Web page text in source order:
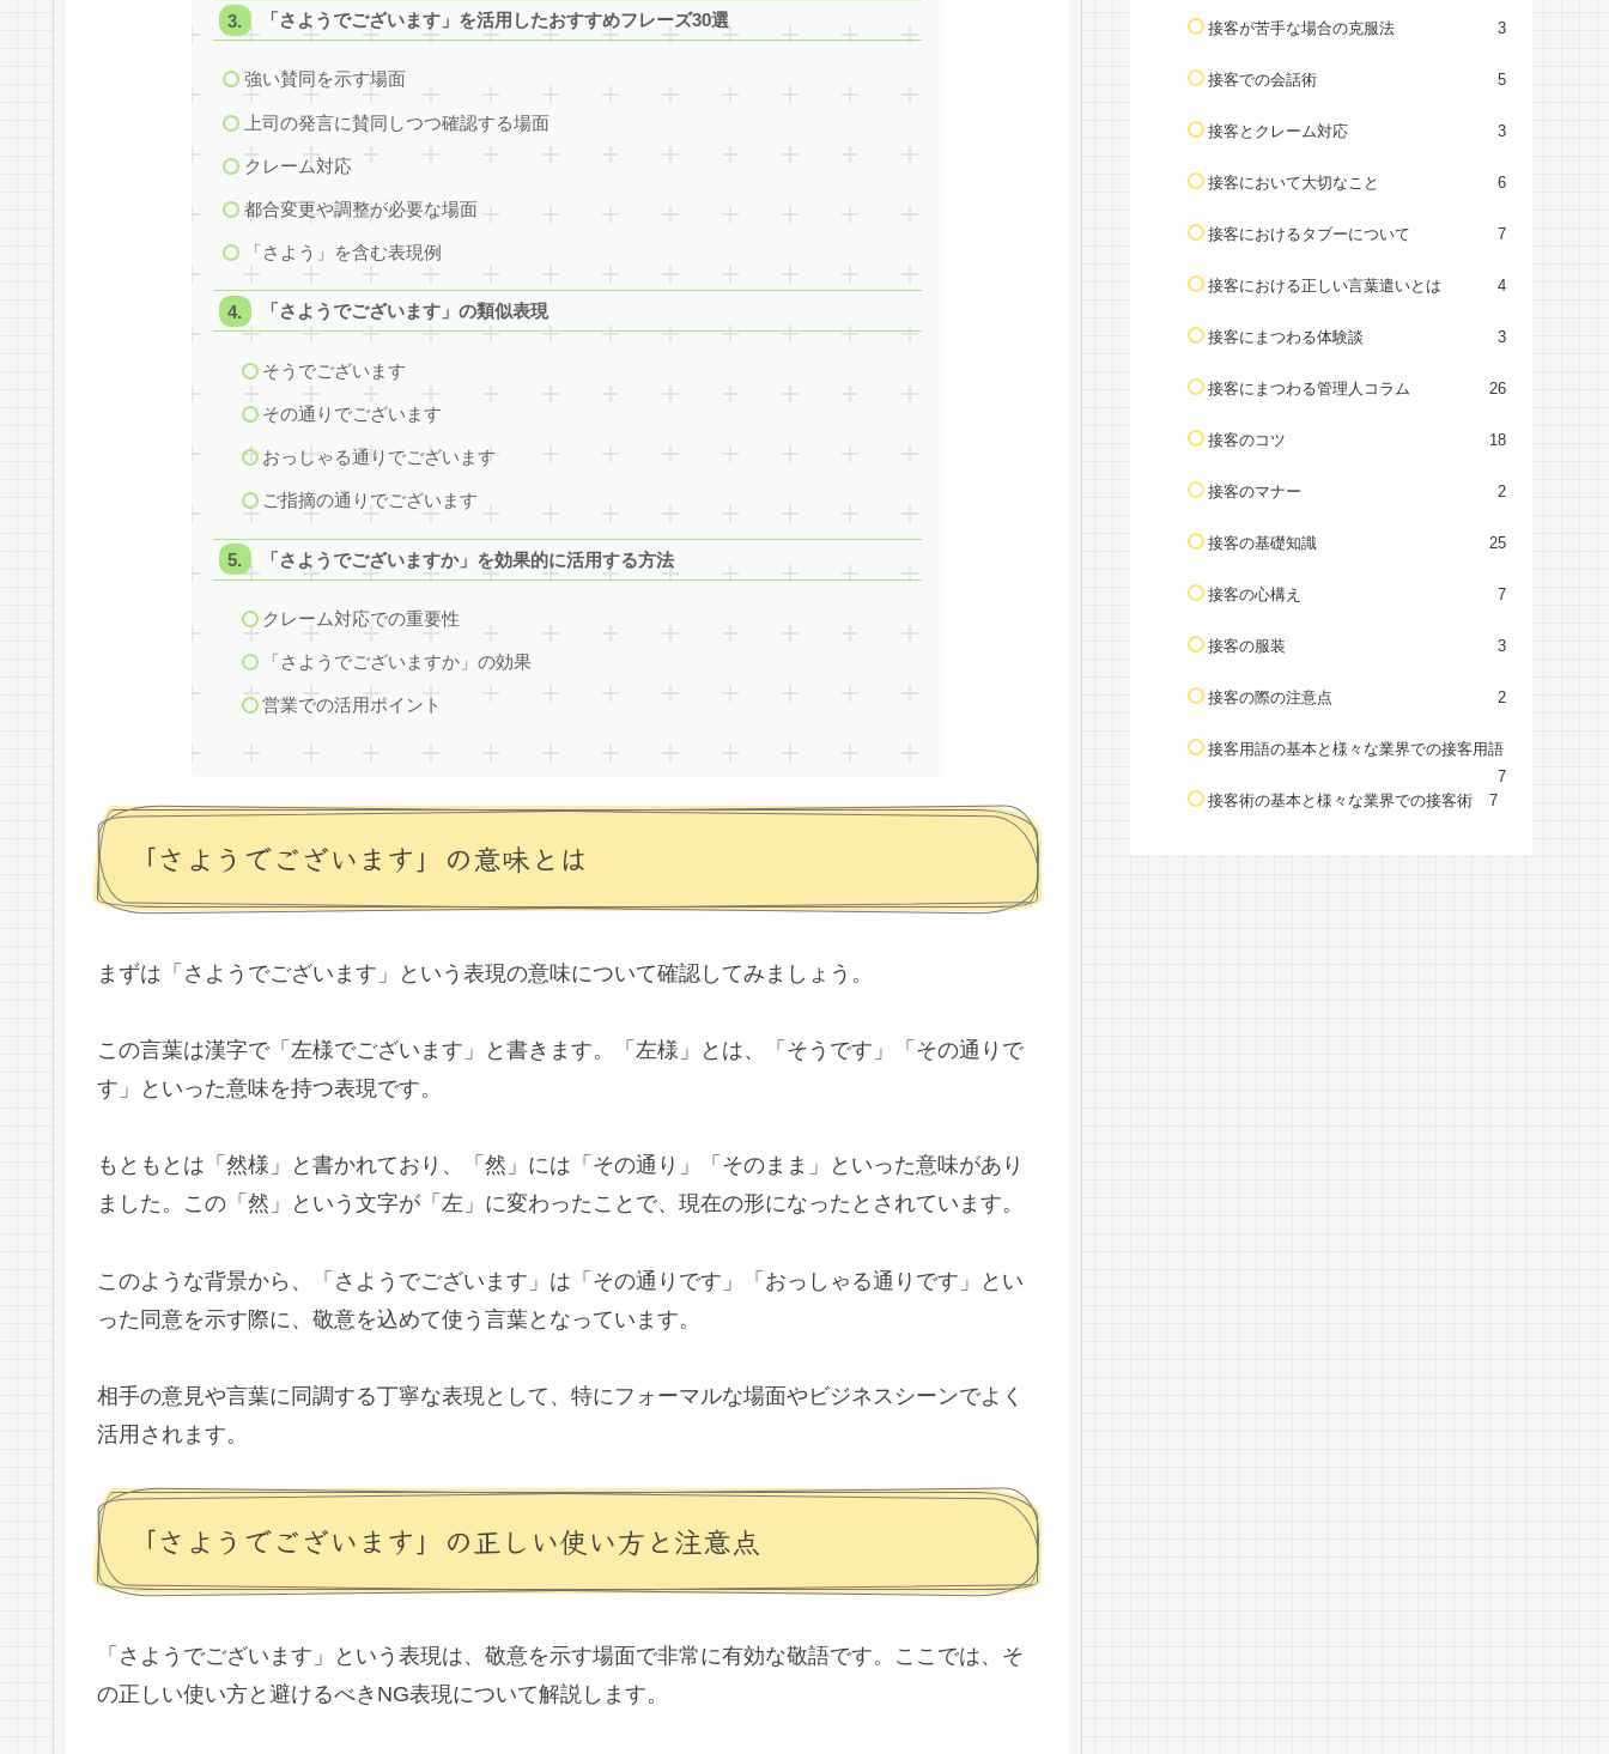
「さようでございます」を活用したおすすめフレーズ30選
強い賛同を示す場面
上司の発言に賛同しつつ確認する場面
クレーム対応
都合変更や調整が必要な場面
「さよう」を含む表現例
「さようでございます」の類似表現
そうでございます
その通りでございます
おっしゃる通りでございます
ご指摘の通りでございます
「さようでございますか」を効果的に活用する方法
クレーム対応での重要性
「さようでございますか」の効果
営業での活用ポイント
「さようでございます」の意味とは
まずは「さようでございます」という表現の意味について確認してみましょう。
この言葉は漢字で「左様でございます」と書きます。「左様」とは、「そうです」「その通りで
す」といった意味を持つ表現です。
もともとは「然様」と書かれており、「然」には「その通り」「そのまま」といった意味があり
ました。この「然」という文字が「左」に変わったことで、現在の形になったとされています。
このような背景から、「さようでございます」は「その通りです」「おっしゃる通りです」とい
った同意を示す際に、敬意を込めて使う言葉となっています。
相手の意見や言葉に同調する丁寧な表現として、特にフォーマルな場面やビジネスシーンでよく
活用されます。
「さようでございます」の正しい使い方と注意点
「さようでございます」という表現は、敬意を示す場面で非常に有効な敬語です。ここでは、そ
の正しい使い方と避けるべきNG表現について解説します。
接客が苦手な場合の克服法 3
接客での会話術 5
接客とクレーム対応 3
接客において大切なこと 6
接客におけるタブーについて 7
接客における正しい言葉遣いとは 4
接客にまつわる体験談 3
接客にまつわる管理人コラム 26
接客のコツ 18
接客のマナー 2
接客の基礎知識 25
接客の心構え 7
接客の服装 3
接客の際の注意点 2
接客用語の基本と様々な業界での接客用語
7
接客術の基本と様々な業界での接客術
7